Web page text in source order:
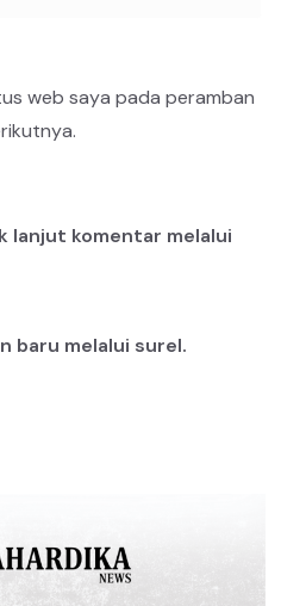
web saya pada peramban
lanjut komentar melalui
baru melalui surel.